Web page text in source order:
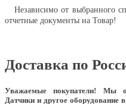
Независимо от выбранного
отчетные документы на Товар!
Доставка по
Уважаемые покупатели! Мы
Датчики и другое